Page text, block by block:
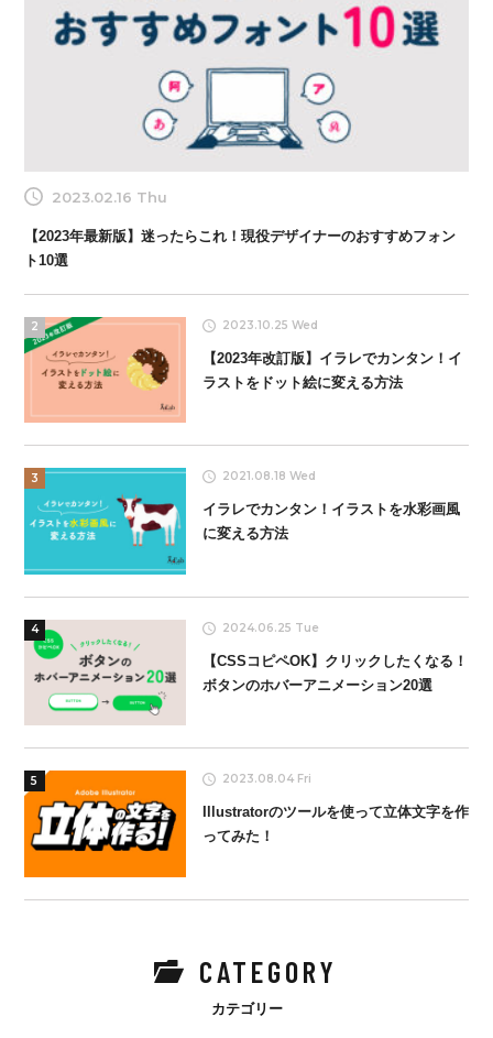
2023.02.16 Thu
【2023年最新版】迷ったらこれ！現役デザイナーのおすすめフォン
ト10選
2 2023.10.25 Wed
【2023年改訂版】イラレでカンタン！イ
ラストをドット絵に変える方法
3 2021.08.18 Wed
イラレでカンタン！イラストを水彩画風
に変える方法
4 2024.06.25 Tue
【CSSコピペOK】クリックしたくなる！
ボタンのホバーアニメーション20選
5 2023.08.04 Fri
Illustratorのツールを使って立体文字を作
ってみた！
CATEGORY
カテゴリー